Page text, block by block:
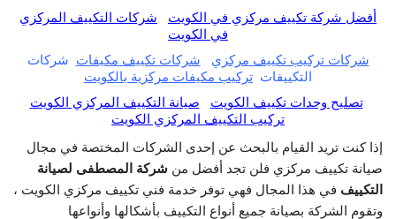
أفضل شركة تكييف مركزي في الكويت
شركات التكييف المركزي
في الكويت
شركات تركيب تكييف مركزي
شركات تكييف مكيفات
شركات
التكييفات تركيب مكيفات مركزية بالكويت
تصليح وحدات تكييف الكويت
صيانة التكييف المركزي الكويت
تركيب التكييف المركزي الكويت
إذا كنت تريد القيام بالبحث عن إحدى الشركات المختصة في مجال
صيانة تكييف مركزي فلن تجد أفضل من شركة المصطفى لصيانة
التكييف في هذا المجال فهي توفر خدمة فني تكييف مركزي الكويت ،
وتقوم الشركة بصيانة جميع أنواع التكييف بأشكالها وأنواعها